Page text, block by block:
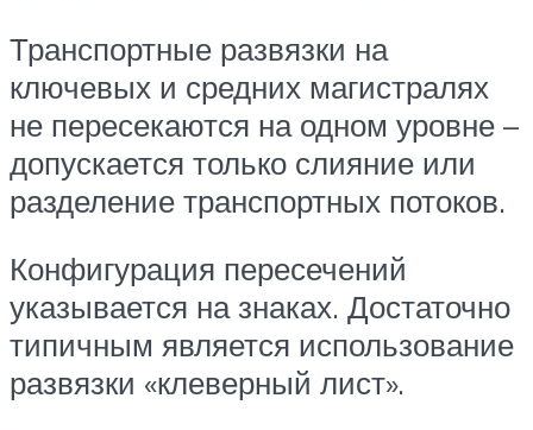
Транспортные развязки на
ключевых и средних магистралях
не пересекаются на одном уровне –
допускается только слияние или
разделение транспортных потоков.
Конфигурация пересечений
указывается на знаках. Достаточно
типичным является использование
развязки «клеверный лист».